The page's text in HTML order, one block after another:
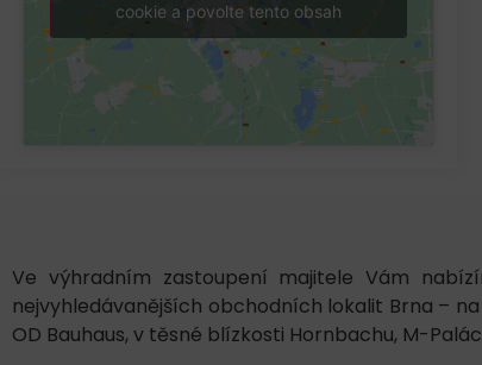
cookie a povolte tento obsah
Ve výhradním zastoupení majitele Vám
nejvyhledávanějších obchodních lokalit Brna –
OD Bauhaus, v těsné blízkosti Hornbachu, M-